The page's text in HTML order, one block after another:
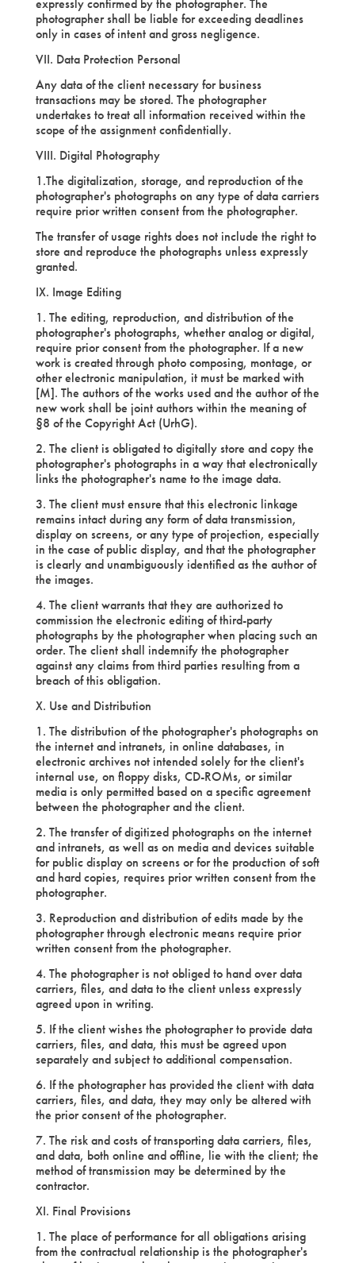
expressly confirmed by the photographer. The
photographer shall be liable for exceeding deadlines
only in cases of intent and gross negligence.
VII. Data Protection Personal
Any data of the client necessary for business
transactions may be stored. The photographer
undertakes to treat all information received within the
scope of the assignment confidentially.
VIII. Digital Photography
1.The digitalization, storage, and reproduction of the
photographer's photographs on any type of data carriers
require prior written consent from the photographer.
The transfer of usage rights does not include the right to
store and reproduce the photographs unless expressly
granted.
IX. Image Editing
1. The editing, reproduction, and distribution of the
photographer's photographs, whether analog or digital,
require prior consent from the photographer. If a new
work is created through photo composing, montage, or
other electronic manipulation, it must be marked with
[M]. The authors of the works used and the author of the
new work shall be joint authors within the meaning of
§8 of the Copyright Act (UrhG).
2. The client is obligated to digitally store and copy the
photographer's photographs in a way that electronically
links the photographer's name to the image data.
3. The client must ensure that this electronic linkage
remains intact during any form of data transmission,
display on screens, or any type of projection, especially
in the case of public display, and that the photographer
is clearly and unambiguously identified as the author of
the images.
4. The client warrants that they are authorized to
commission the electronic editing of third-party
photographs by the photographer when placing such an
order. The client shall indemnify the photographer
against any claims from third parties resulting from a
breach of this obligation.
X. Use and Distribution
1. The distribution of the photographer's photographs on
the internet and intranets, in online databases, in
electronic archives not intended solely for the client's
internal use, on floppy disks, CD-ROMs, or similar
media is only permitted based on a specific agreement
between the photographer and the client.
2. The transfer of digitized photographs on the internet
and intranets, as well as on media and devices suitable
for public display on screens or for the production of soft
and hard copies, requires prior written consent from the
photographer.
3. Reproduction and distribution of edits made by the
photographer through electronic means require prior
written consent from the photographer.
4. The photographer is not obliged to hand over data
carriers, files, and data to the client unless expressly
agreed upon in writing.
5. If the client wishes the photographer to provide data
carriers, files, and data, this must be agreed upon
separately and subject to additional compensation.
6. If the photographer has provided the client with data
carriers, files, and data, they may only be altered with
the prior consent of the photographer.
7. The risk and costs of transporting data carriers, files,
and data, both online and offline, lie with the client; the
method of transmission may be determined by the
contractor.
XI. Final Provisions
1. The place of performance for all obligations arising
from the contractual relationship is the photographer's